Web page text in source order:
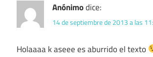
Anónimodice:
14 de septiembre de 2013 a las
Holaaaa k aseee es aburrido el texto